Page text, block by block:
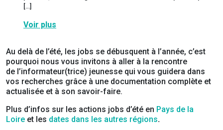
Au delà de l’été, les jobs se débusquent à l’année, c’est
pourquoi nous vous invitons à aller à la rencontre
de l’informateur(trice) jeunesse qui vous guidera dans
vos recherches grâce à une documentation complète et
actualisée et à son savoir-faire.
Plus d’infos sur les actions jobs d’été en Pays de la
Loire et les dates dans les autres régions.